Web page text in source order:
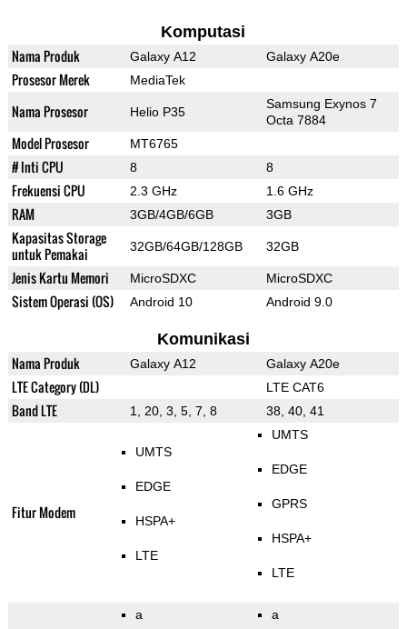
Komputasi
Nama Produk Galaxy A12 Galaxy A20e
Prosesor Merek MediaTek
Nama Prosesor Helio P35
Samsung Exynos 7
Octa 7884
Model Prosesor MT6765
# Inti CPU 8 8
Frekuensi CPU 2.3 GHz 1.6 GHz
RAM 3GB/4GB/6GB 3GB
Kapasitas Storage
untuk Pemakai
32GB/64GB/128GB 32GB
Jenis Kartu Memori MicroSDXC MicroSDXC
Sistem Operasi (OS) Android 10 Android 9.0
Komunikasi
Nama Produk Galaxy A12 Galaxy A20e
LTE Category (DL) LTE CAT6
Band LTE 1, 20, 3, 5, 7, 8 38, 40, 41
Fitur Modem
UMTS
EDGE
HSPA+
LTE
UMTS
EDGE
GPRS
HSPA+
LTE
a a